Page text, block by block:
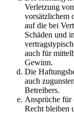
Verletzung
vorsätzlichem
auf die bei
Schäden und
auch für
Gewinn.
Die
auch
Betreibers.
Ansprüche für
Recht bleiben